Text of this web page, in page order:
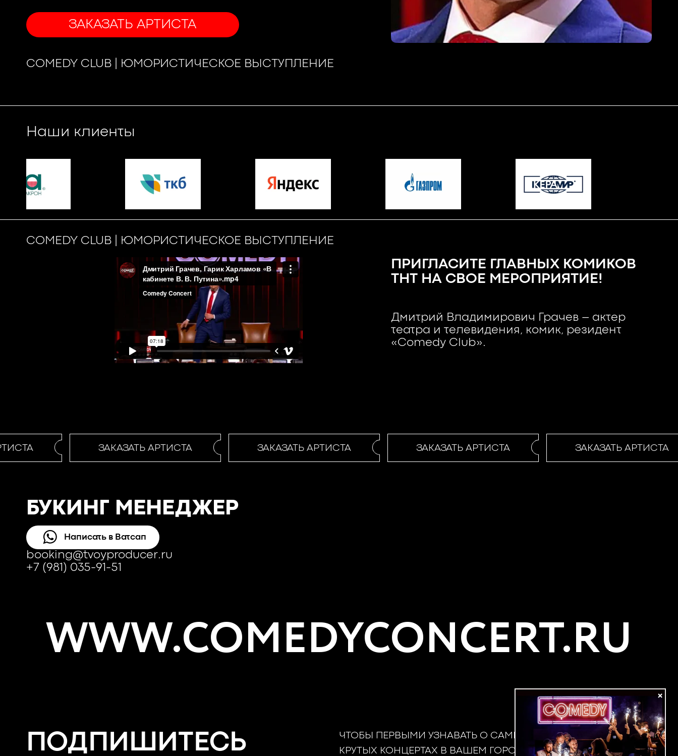
ЗАКАЗАТЬ АРТИСТА
COMEDY CLUB | ЮМОРИСТИЧЕСКОЕ ВЫСТУПЛЕНИЕ
Наши клиенты
COMEDY CLUB | ЮМОРИСТИЧЕСКОЕ ВЫСТУПЛЕНИЕ
ПРИГЛАСИТЕ ГЛАВНЫХ КОМИКОВ
ТНТ НА СВОЕ МЕРОПРИЯТИЕ!
Дмитрий Владимирович Грачев – актер
театра и телевидения, комик, резидент
«Comedy Club».
ЗАКАЗАТЬ АРТИСТА ЗАКАЗАТЬ АРТИСТА ЗАКАЗАТЬ АРТИСТА ЗАКАЗАТЬ АРТИСТА
БУКИНГ МЕНЕДЖЕР
Написать в Ватсап
booking@tvoyproducer.ru
+7 (981) 035-91-51
×
WWW.COMEDYCONCERT.RU
ПОДПИШИТЕСЬ
ЧТОБЫ ПЕРВЫМИ УЗНАВАТЬ О САМЫХ
КРУТЫХ КОНЦЕРТАХ В ВАШЕМ ГОРОДЕ